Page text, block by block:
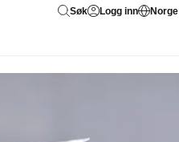
Søk Logg inn Norge